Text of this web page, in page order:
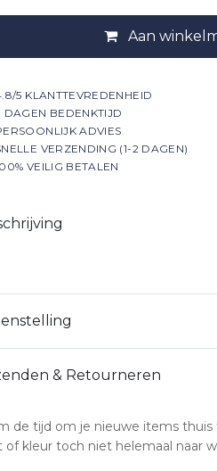
Aan
5 KLANTTEVREDENHEID
DAGEN BEDENKTIJD
ADVIES
VERZENDING (1-2 DAGEN)
VEILIG BETALEN
& Retourneren
de tijd om je nieuwe items
of kleur toch niet helemaal naar